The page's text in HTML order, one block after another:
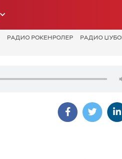
РАДИО РОКЕНРОЛЕР РАДИО